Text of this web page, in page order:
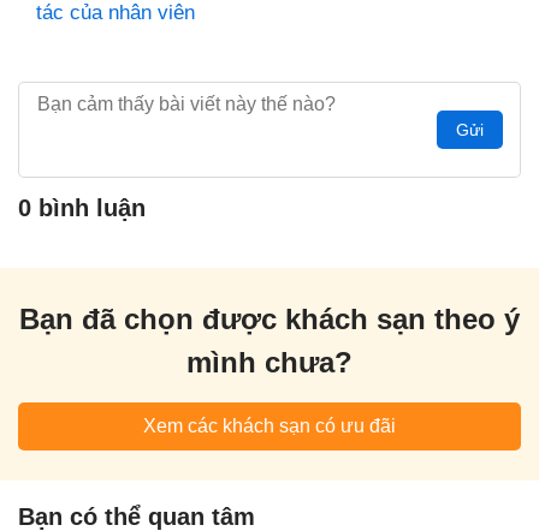
tác của nhân viên
Gửi
0 bình luận
Bạn đã chọn được khách sạn theo ý
mình chưa?
Xem các khách sạn có ưu đãi
Bạn có thể quan tâm